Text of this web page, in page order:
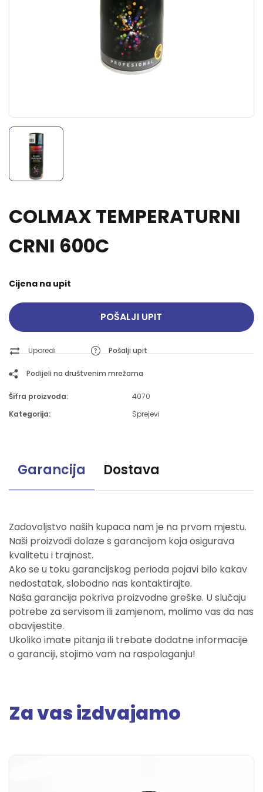
COLMAX TEMPERATURNI
CRNI 600C
Cijena na upit
POŠALJI UPIT
Uporedi Pošalji upit
Podijeli na društvenim mrežama
Šifra proizvoda:
4070
Kategorija:
Sprejevi
Garancija Dostava
Zadovoljstvo naših kupaca nam je na prvom mjestu.
Naši proizvodi dolaze s garancijom koja osigurava
kvalitetu i trajnost.
Ako se u toku garancijskog perioda pojavi bilo kakav
nedostatak, slobodno nas kontaktirajte.
Naša garancija pokriva proizvodne greške. U slučaju
potrebe za servisom ili zamjenom, molimo vas da nas
obavijestite.
Ukoliko imate pitanja ili trebate dodatne informacije
o garanciji, stojimo vam na raspolaganju!
Za vas izdvajamo